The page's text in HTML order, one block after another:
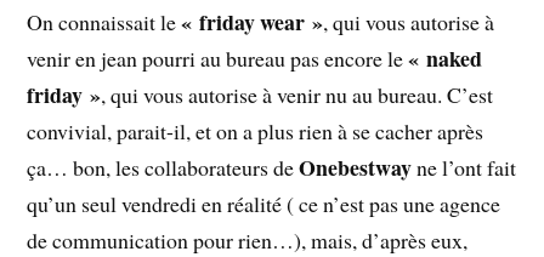
On connaissait le« fridaywear », qui vous autorise à
venir en jean pourri au bureau pas encore le« naked
friday », qui vous autorise à venir nu au bureau. C’est
convivial, parait-il, et on a plus rien à se cacher après
ça… bon, les collaborateurs deOnebestwayne l’ont fait
qu’un seul vendredi en réalité ( ce n’est pas une agence
de communication pour rien…), mais, d’après eux,